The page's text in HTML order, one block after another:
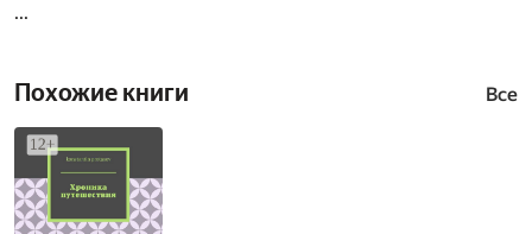
...
Похожие книги Все